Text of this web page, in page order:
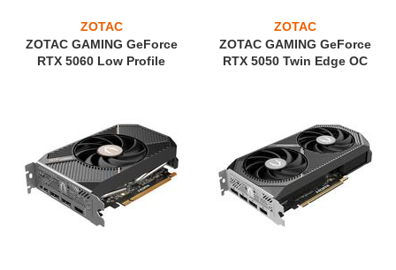
ZOTAC
ZOTAC GAMING GeForce
RTX 5060 Low Profile
ZOTAC
ZOTAC GAMING GeForce
RTX 5050 Twin Edge OC